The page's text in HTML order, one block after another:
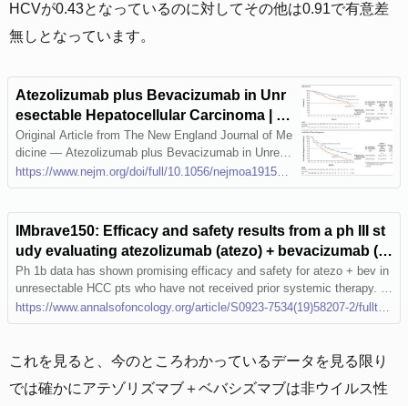
HCVが0.43となっているのに対してその他は0.91で有意差
無しとなっています。
Atezolizumab plus Bevacizumab in Unr
esectable Hepatocellular Carcinoma | N
EJM
Original Article from The New England Journal of Me
dicine — Atezolizumab plus Bevacizumab in Unrese
ctable Hepatocellular Carcinoma
https://www.nejm.org/doi/full/10.1056/nejmoa1915745
IMbrave150: Efficacy and safety results from a ph III st
udy evaluating atezolizumab (atezo) + bevacizumab (b
ev) vs sorafenib (Sor) as first treatment (tx) for patients
(pts) with unresectable hepatocellular carcinoma (HC
C)
Ph 1b data has shown promising efficacy and safety for atezo + bev in
unresectable HCC pts who have not received prior systemic therapy. H
ere, we report the primary analysis data from the Ph 3 IMbrave150 trial
comparing atezo + bev vs sor in this pt population.
これを見ると、今のところわかっているデータを見る限り
では確かにアテゾリズマブ＋ベバシズマブは非ウイルス性